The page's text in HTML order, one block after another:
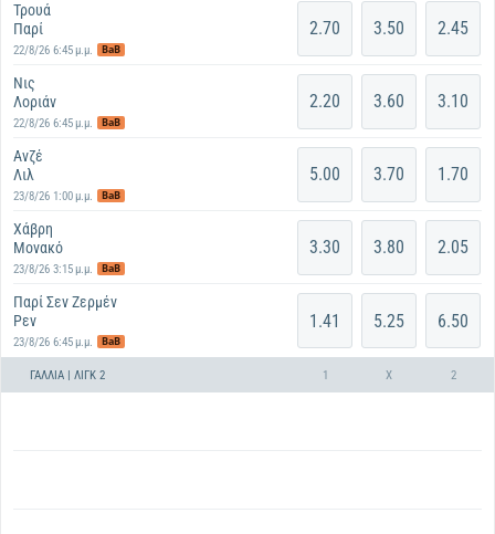
Τρουά
Παρί
22/8/26 6:45 μ.μ. BaB
2.70 3.50 2.45
Νις
Λοριάν
22/8/26 6:45 μ.μ. BaB
2.20 3.60 3.10
Ανζέ
Λιλ
23/8/26 1:00 μ.μ. BaB
5.00 3.70 1.70
Χάβρη
Μονακό
23/8/26 3:15 μ.μ. BaB
3.30 3.80 2.05
Παρί Σεν Ζερμέν
Ρεν
23/8/26 6:45 μ.μ. BaB
1.41 5.25 6.50
ΓΑΛΛΊΑ | ΛΙΓΚ 2 1 X 2